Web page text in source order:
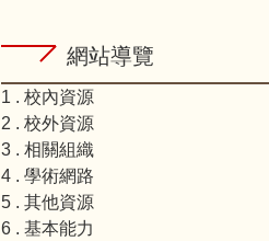
網站導覽
1 . 校內資源
2 . 校外資源
3 . 相關組織
4 . 學術網路
5 . 其他資源
6 . 基本能力